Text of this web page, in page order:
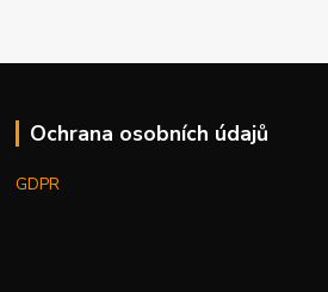
Ochrana osobních údajů
GDPR